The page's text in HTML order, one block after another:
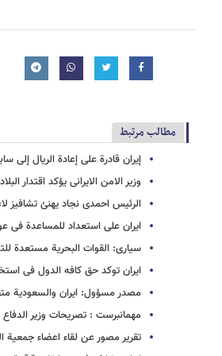
مطالب مرتبط
إیران قادرة علی إعادة الریال إلی
وزیر الامن الایرانی یؤکد اقتدار
الرئیس احمدی نجاد یهنئ تشافیز
ایران على استعداد للمساعدة فی
سیاری: القوات البحریة مستعدة
ایران توکد حق کافه الدول فی
مصدر مسؤول: ایران والسعودیة
مهمانبرست : تصریحات وزیر الدفاع
تقریر مصور عن لقاء اعضاء جمعیة